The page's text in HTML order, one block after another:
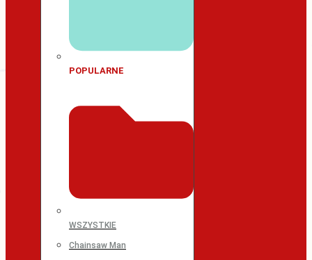
POPULARNE
WSZYSTKIE
Chainsaw Man